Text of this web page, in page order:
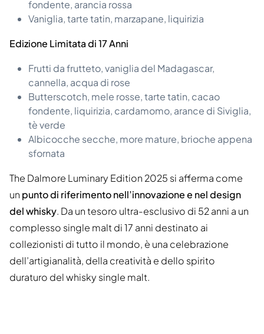
fondente, arancia rossa
Vaniglia, tarte tatin, marzapane, liquirizia
Edizione Limitata di 17 Anni
Frutti da frutteto, vaniglia del Madagascar,
cannella, acqua di rose
Butterscotch, mele rosse, tarte tatin, cacao
fondente, liquirizia, cardamomo, arance di Siviglia,
tè verde
Albicocche secche, more mature, brioche appena
sfornata
The Dalmore Luminary Edition 2025 si afferma come
un punto di riferimento nell’innovazione e nel design
del whisky. Da un tesoro ultra-esclusivo di 52 anni a un
complesso single malt di 17 anni destinato ai
collezionisti di tutto il mondo, è una celebrazione
dell’artigianalità, della creatività e dello spirito
duraturo del whisky single malt.